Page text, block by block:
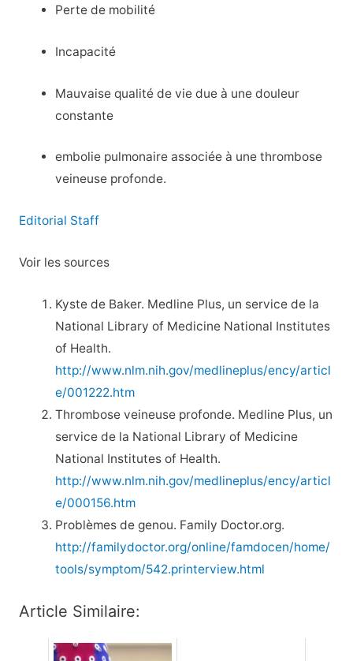
Perte de mobilité
Incapacité
Mauvaise qualité de vie due à une douleur
constante
embolie pulmonaire associée à une thrombose
veineuse profonde.
Editorial Staff
Voir les sources
Kyste de Baker. Medline Plus, un service de la
National Library of Medicine National Institutes
of Health.
http://www.nlm.nih.gov/medlineplus/ency/articl
e/001222.htm
Thrombose veineuse profonde. Medline Plus, un
service de la National Library of Medicine
National Institutes of Health.
http://www.nlm.nih.gov/medlineplus/ency/articl
e/000156.htm
Problèmes de genou. Family Doctor.org.
http://familydoctor.org/online/famdocen/home/
tools/symptom/542.printerview.html
Article Similaire: